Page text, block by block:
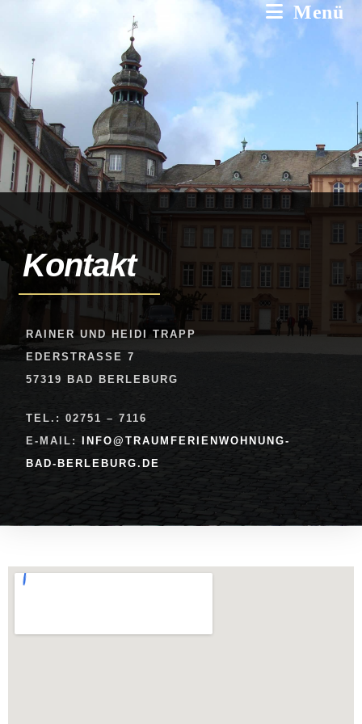
Menü
Kontakt
RAINER UND HEIDI TRAPP
EDERSTRASSE 7
57319 BAD BERLEBURG
TEL.: 02751 – 7116
E-MAIL:
INFO@TRAUMFERIENWOHNUNG-
BAD-BERLEBURG.DE